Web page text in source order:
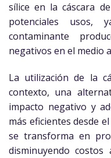
sílice en la cáscara
potenciales usos,
contaminante
negativos en el medio
La utilización de la
contexto, una
impacto negativo y
más eficientes desde
se transforma en
disminuyendo